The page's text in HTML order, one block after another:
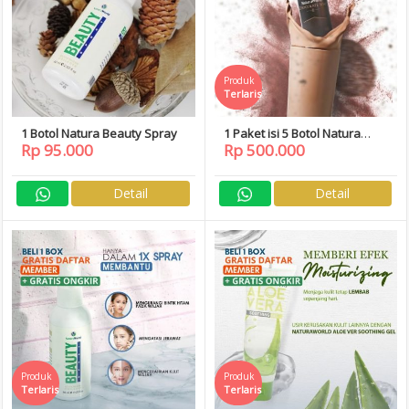
1 Botol Natura Beauty Spray
Rp 95.000
Detail
1 Paket isi 5 Botol Natura
Chocolate Soap Free Daftar
Member
Produk
Terlaris
Rp 500.000
Detail
Produk
Terlaris
Produk
Terlaris